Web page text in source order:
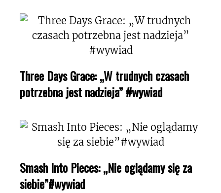
Three Days Grace: „W trudnych czasach
potrzebna jest nadzieja” #wywiad
Smash Into Pieces: „Nie oglądamy się za
siebie”#wywiad